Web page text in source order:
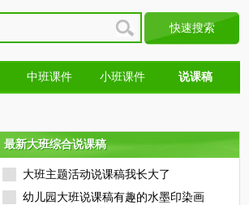
中班课件 小班课件 说课稿
最新大班综合说课稿
最新大班综合说课稿
大班主题活动说课稿我长大了
幼儿园大班说课稿有趣的水墨印染画